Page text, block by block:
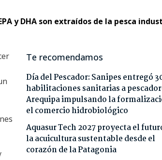
y DHA son extraídos de la pesca
Te recomendamos
Día del Pescador: Sanipes entregó
habilitaciones sanitarias a
Arequipa impulsando la
el comercio hidrobiológico
Aquasur Tech 2027 proyecta el
la acuicultura sustentable desde el
corazón de la Patagonia